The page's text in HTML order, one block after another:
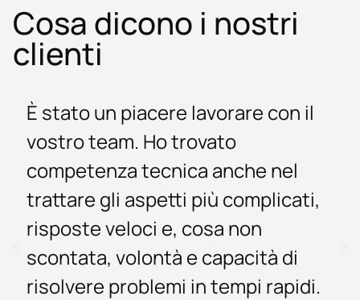
Cosa dicono i nostri
clienti
È stato un piacere lavorare con il
vostro team. Ho trovato
competenza tecnica anche nel
trattare gli aspetti più complicati,
risposte veloci e, cosa non
scontata, volontà e capacità di
risolvere problemi in tempi rapidi.